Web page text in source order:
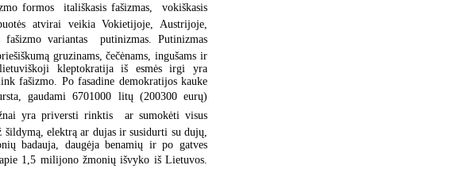
formos  itališkasis fašizmas, vokiškasis
atvirai veikia Vokietijoje, Austrijoje,
variantas  putinizmas. Putinizmas
gruzinams, čečėnams, ingušams ir
kleptokratija iš esmės irgi yra
fašizmo. Po fasadine demokratijos kauke
gaudami 6701000 litų (200300 eurų)
yra priversti rinktis  ar sumokėti visus
elektrą ar dujas ir susidurti su dujų,
badauja, daugėja benamių ir po gatves
1,5 milijono žmonių išvyko iš Lietuvos.